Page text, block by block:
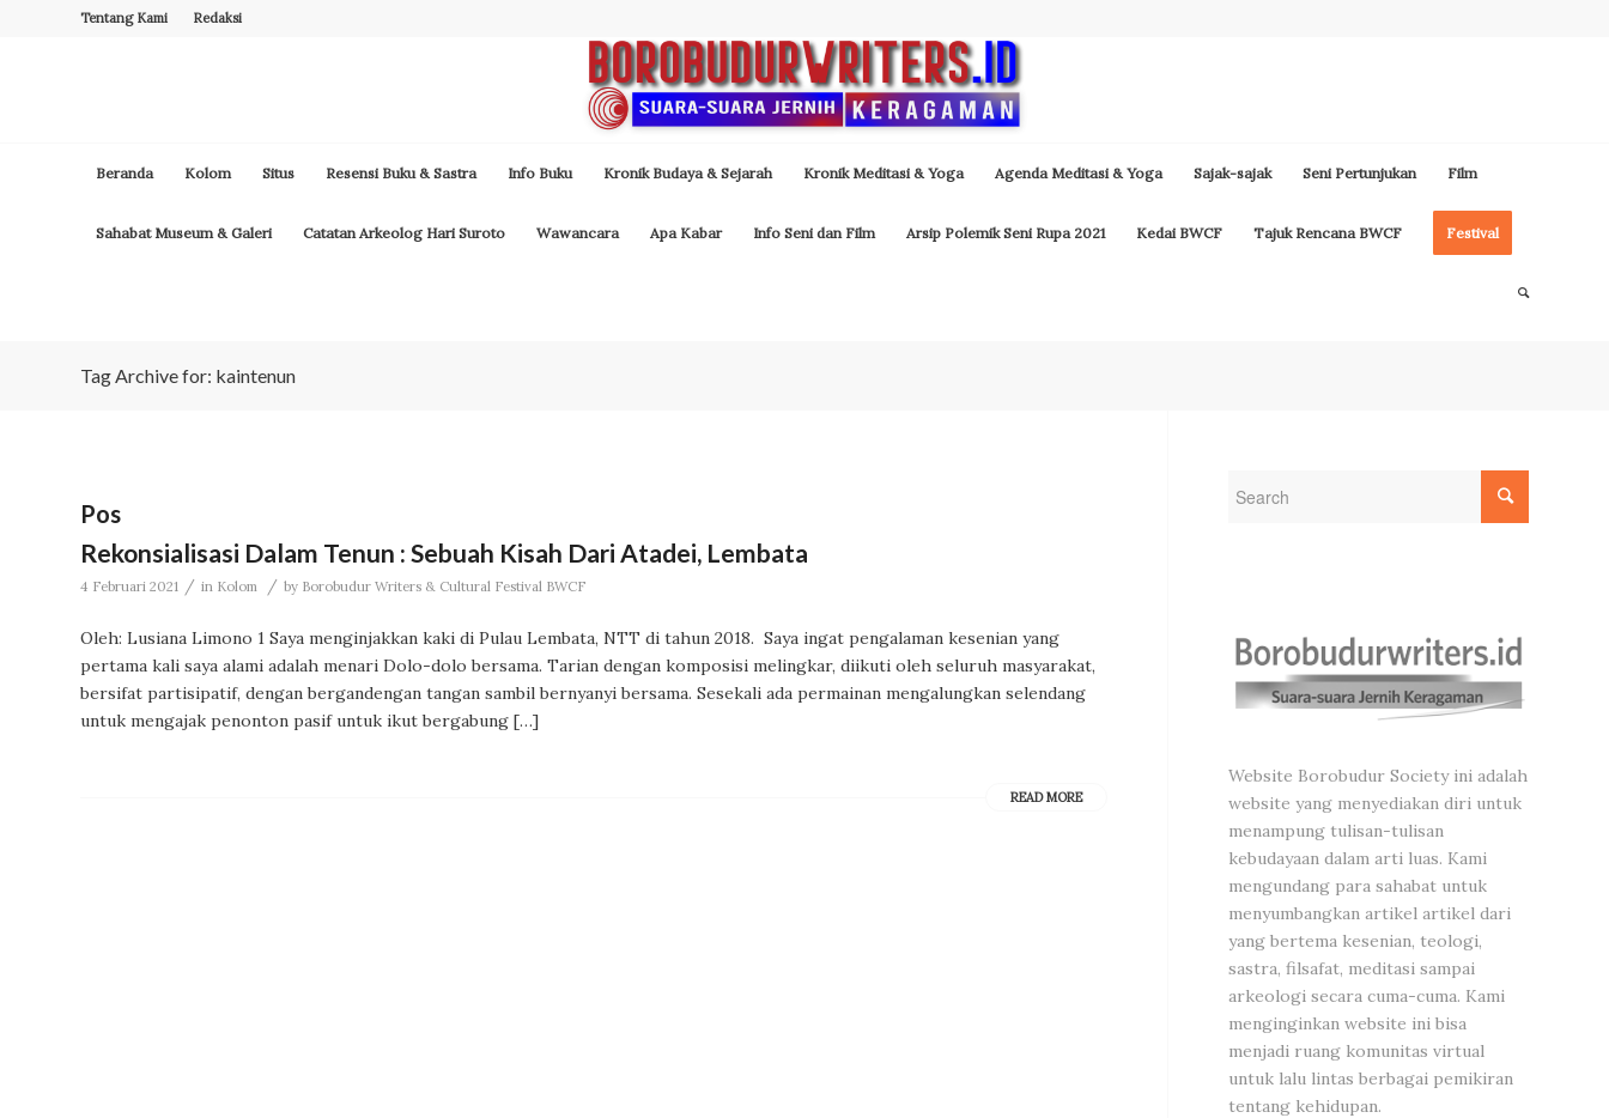
Tentang Kami Redaksi
Beranda Kolom Situs Resensi Buku & Sastra Info Buku Kronik Budaya & Sejarah Kronik Meditasi & Yoga Agenda Meditasi & Yoga Sajak-sajak Seni Pertunjukan Film
Sahabat Museum & Galeri Catatan Arkeolog Hari Suroto Wawancara Apa Kabar Info Seni dan Film Arsip Polemik Seni Rupa 2021 Kedai BWCF Tajuk Rencana BWCF Festival
Tag Archive for: kaintenun
Pos
Rekonsialisasi Dalam Tenun : Sebuah Kisah Dari Atadei, Lembata
4 Februari 2021 / in Kolom / by Borobudur Writers & Cultural Festival BWCF
Oleh: Lusiana Limono 1 Saya menginjakkan kaki di Pulau Lembata, NTT di tahun 2018. Saya ingat pengalaman kesenian yang
pertama kali saya alami adalah menari Dolo-dolo bersama. Tarian dengan komposisi melingkar, diikuti oleh seluruh masyarakat,
bersifat partisipatif, dengan bergandengan tangan sambil bernyanyi bersama. Sesekali ada permainan mengalungkan selendang
untuk mengajak penonton pasif untuk ikut bergabung […]
READ MORE
Website Borobudur Society ini adalah
website yang menyediakan diri untuk
menampung tulisan-tulisan
kebudayaan dalam arti luas. Kami
mengundang para sahabat untuk
menyumbangkan artikel artikel dari
yang bertema kesenian, teologi,
sastra, filsafat, meditasi sampai
arkeologi secara cuma-cuma. Kami
menginginkan website ini bisa
menjadi ruang komunitas virtual
untuk lalu lintas berbagai pemikiran
tentang kehidupan.